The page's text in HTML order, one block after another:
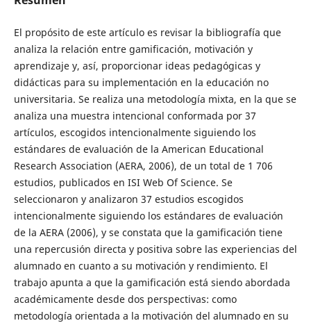
El propósito de este artículo es revisar la bibliografía que
analiza la relación entre gamificación, motivación y
aprendizaje y, así, proporcionar ideas pedagógicas y
didácticas para su implementación en la educación no
universitaria. Se realiza una metodología mixta, en la que se
analiza una muestra intencional conformada por 37
artículos, escogidos intencionalmente siguiendo los
estándares de evaluación de la American Educational
Research Association (AERA, 2006), de un total de 1 706
estudios, publicados en ISI Web Of Science. Se
seleccionaron y analizaron 37 estudios escogidos
intencionalmente siguiendo los estándares de evaluación
de la AERA (2006), y se constata que la gamificación tiene
una repercusión directa y positiva sobre las experiencias del
alumnado en cuanto a su motivación y rendimiento. El
trabajo apunta a que la gamificación está siendo abordada
académicamente desde dos perspectivas: como
metodología orientada a la motivación del alumnado en su